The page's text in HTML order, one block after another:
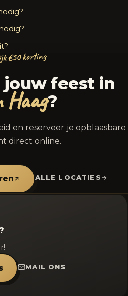
€50 korting
jouw feest in
Haag?
en reserveer je opblaasbare
direct online.
ALLE LOCATIES
MAIL ONS